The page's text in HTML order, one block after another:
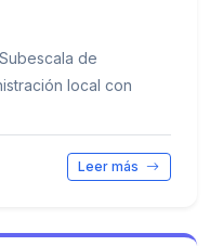
de
local con
Leer más